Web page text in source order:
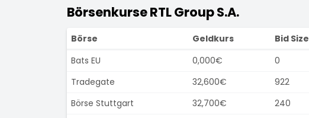
Börsenkurse RTL Group S.A.
Börse Geldkurs Bid Size
Bats EU
0,000€ 0
Tradegate
32,600€ 922
Börse Stuttgart
32,700€ 240